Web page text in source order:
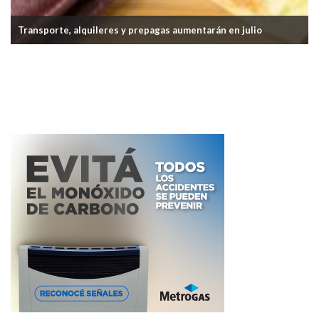
alquileres y prepagas aumentarán en julio